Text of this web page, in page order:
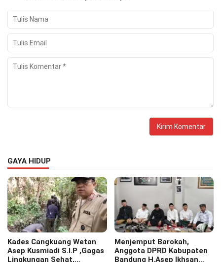
GAYA HIDUP
Kades Cangkuang Wetan
Asep Kusmiadi S.I.P ,Gagas
Lingkungan Sehat,
Menjemput Barokah,
Anggota DPRD Kabupaten
Bandung H.Asep Ikhsan